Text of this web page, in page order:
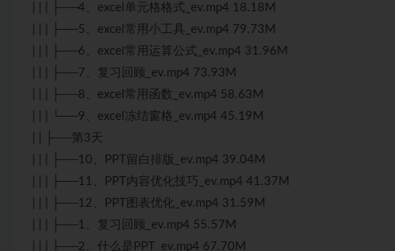
| | | ├──4、excel单元格格式_ev.mp4 18.18M
| | | ├──5、excel常用小工具_ev.mp4 79.73M
| | | ├──6、excel常用运算公式_ev.mp4 31.96M
| | | ├──7、复习回顾_ev.mp4 73.93M
| | | ├──8、excel常用函数_ev.mp4 58.63M
| | | └──9、excel冻结窗格_ev.mp4 45.19M
| | ├──第3天
| | | ├──10、PPT留白排版_ev.mp4 39.04M
| | | ├──11、PPT内容优化技巧_ev.mp4 41.37M
| | | ├──12、PPT图表优化_ev.mp4 31.59M
| | | ├──1、复习回顾_ev.mp4 55.57M
| | | ├──2、什么是PPT_ev.mp4 67.70M